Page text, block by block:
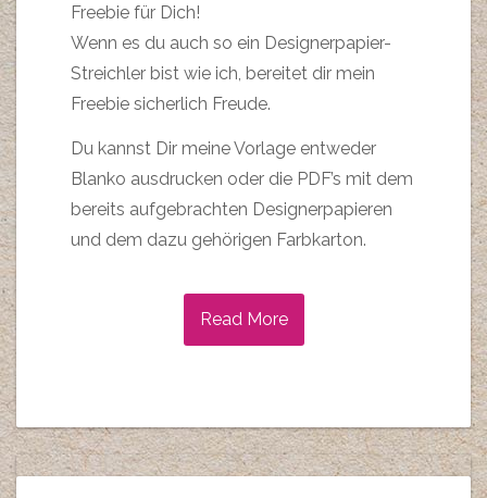
Freebie für Dich!
Wenn es du auch so ein Designerpapier-
Streichler bist wie ich, bereitet dir mein
Freebie sicherlich Freude.
Du kannst Dir meine Vorlage entweder
Blanko ausdrucken oder die PDF’s mit dem
bereits aufgebrachten Designerpapieren
und dem dazu gehörigen Farbkarton.
Read More